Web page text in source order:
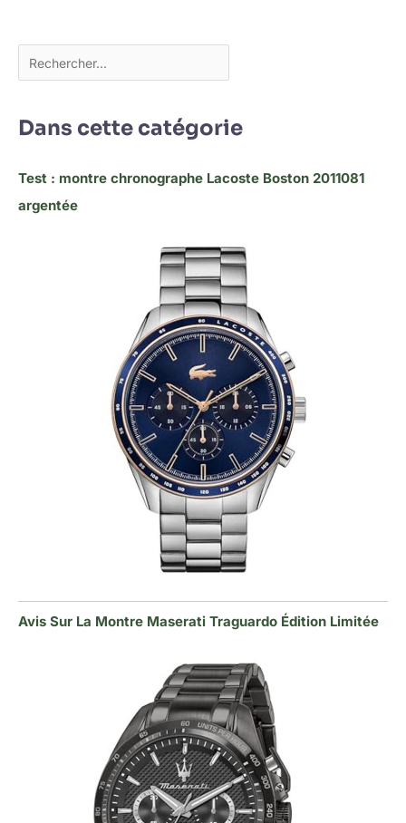
Dans cette catégorie
Test : montre chronographe Lacoste Boston 2011081
argentée
Avis Sur La Montre Maserati Traguardo Édition Limitée